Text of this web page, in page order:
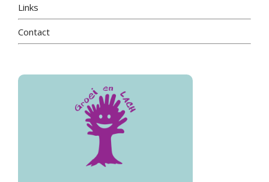
Links
Contact